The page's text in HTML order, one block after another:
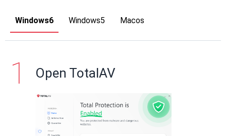
Windows6 Windows5 Macos
Open TotalAV